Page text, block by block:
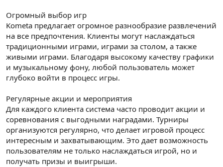
Огромный выбор игр
Kometa предлагает огромное разнообразие развлечений
на все предпочтения. Клиенты могут наслаждаться
традиционными играми, играми за столом, а также
живыми играми. Благодаря высокому качеству графики
и музыкальному фону, любой пользователь может
глубоко войти в процесс игры.
Регулярные акции и мероприятия
Для каждого клиента система часто проводит акции и
соревнования с выгодными наградами. Турниры
организуются регулярно, что делает игровой процесс
интересным и захватывающим. Это дает возможность
пользователям не только наслаждаться игрой, но и
получать призы и выигрыши.